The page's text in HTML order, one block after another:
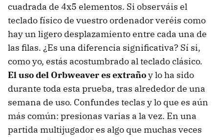
cuadrada de 4x5 elementos. Si observáis el
teclado físico de vuestro ordenador veréis como
hay un ligero desplazamiento entre cada una de
las filas. ¿Es una diferencia significativa? Sí si,
como yo, estás acostumbrado al teclado clásico.
El uso del Orbweaver es extrañoy lo ha sido
durante toda esta prueba, tras alrededor de una
semana de uso. Confundes teclas y lo que es aún
más común: presionas varias a la vez. En una
partida multijugador es algo que muchas veces